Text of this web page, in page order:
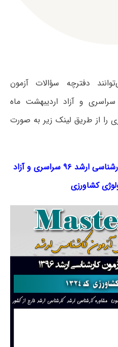
دفترچه سؤالات آزمون
و آزاد اردیبهشت ماه
را از طریق لینک‌ زیر به صورت
۹۶ سراسری و آزاد
کشاورزی